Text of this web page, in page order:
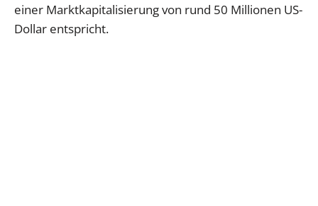
einer Marktkapitalisierung von rund 50 Millionen US-
Dollar entspricht.